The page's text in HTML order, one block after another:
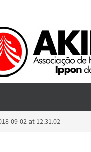
09-02 at 12.31.02